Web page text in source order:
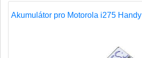
Akumulátor pro Motorola i275 Handy